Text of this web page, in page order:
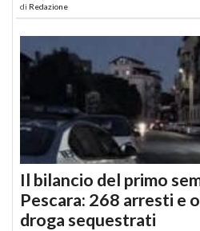
di Redazione
Il bilancio del primo
Pescara: 268 arresti e
droga sequestrati